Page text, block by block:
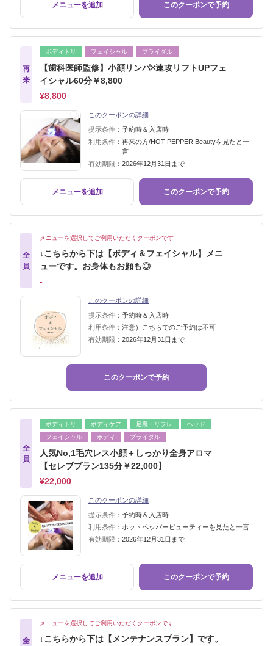
メニューを追加 このクーポンで予約
再
来
ボディトリ フェイシャル ブライダル
【歯科医師監修】小顔リンパ×速攻リフトUPフェ
イシャル60分￥8,800
¥8,800
このクーポンの詳細
提示条件： 予約時＆入店時
利用条件： 再来の方/HOT PEPPER Beautyを見たと一
言
有効期限： 2026年12月31日まで
メニューを追加 このクーポンで予約
全
員
メニューを選択してご利用いただくクーポンです
↓こちらから下は【ボディ＆フェイシャル】メニ
ューです。お身体もお顔も◎
‐
このクーポンの詳細
提示条件： 予約時＆入店時
利用条件： 注意）こちらでのご予約は不可
有効期限： 2026年12月31日まで
このクーポンで予約
全
員
ボディトリ ボディケア 足裏・リフレ
ヘッド
フェイシャル
ボディ ブライダル
人気No,1毛穴レス小顔＋しっかり全身アロマ
【セレブプラン135分￥22,000】
¥22,000
このクーポンの詳細
提示条件： 予約時＆入店時
利用条件： ホットペッパービューティーを見たと一言
有効期限： 2026年12月31日まで
メニューを追加 このクーポンで予約
全
メニューを選択してご利用いただくクーポンです
↓こちらから下は【メンテナンスプラン】です。